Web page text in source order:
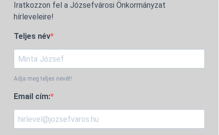
Iratkozzon fel a Józsefvárosi Önkormányzat
hírleveleire!
Teljes név
Adja meg teljes nevét!
Email cím: